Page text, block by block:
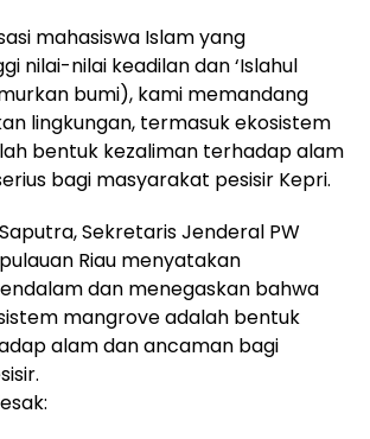
mahasiswa Islam yang
nilai-nilai keadilan dan ‘Islahul
bumi), kami memandang
lingkungan, termasuk ekosistem
bentuk kezaliman terhadap alam
bagi masyarakat pesisir Kepri.
Sekretaris Jenderal PW
Riau menyatakan
dan menegaskan bahwa
mangrove adalah bentuk
alam dan ancaman bagi